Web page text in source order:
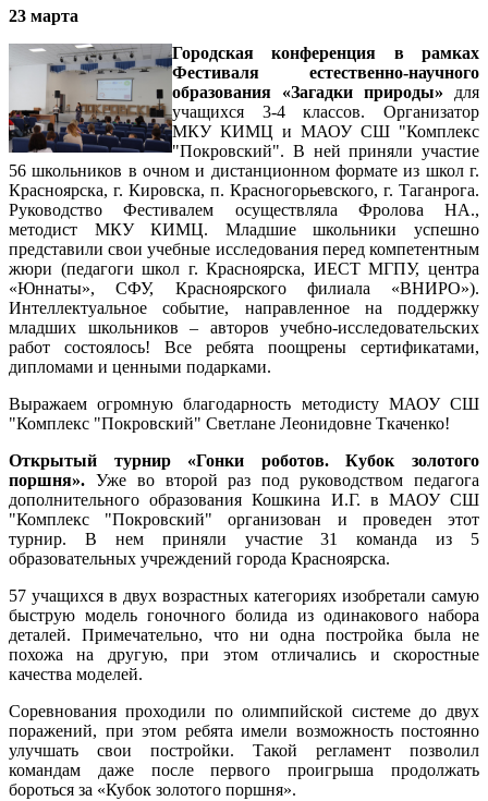
23 марта
Городская конференция в рамках
Фестиваля естественно-научного
образования «Загадки природы» для
учащихся 3-4 классов. Организатор
МКУ КИМЦ и МАОУ СШ "Комплекс
"Покровский". В ней приняли участие
56 школьников в очном и дистанционном формате из школ г.
Красноярска, г. Кировска, п. Красногорьевского, г. Таганрога.
Руководство Фестивалем осуществляла Фролова НА.,
методист МКУ КИМЦ. Младшие школьники успешно
представили свои учебные исследования перед компетентным
жюри (педагоги школ г. Красноярска, ИЕСТ МГПУ, центра
«Юннаты», СФУ, Красноярского филиала «ВНИРО»).
Интеллектуальное событие, направленное на поддержку
младших школьников – авторов учебно-исследовательских
работ состоялось! Все ребята поощрены сертификатами,
дипломами и ценными подарками.
Выражаем огромную благодарность методисту МАОУ СШ
"Комплекс "Покровский" Светлане Леонидовне Ткаченко!
Открытый турнир «Гонки роботов. Кубок золотого
поршня». Уже во второй раз под руководством педагога
дополнительного образования Кошкина И.Г. в МАОУ СШ
"Комплекс "Покровский" организован и проведен этот
турнир. В нем приняли участие 31 команда из 5
образовательных учреждений города Красноярска.
57 учащихся в двух возрастных категориях изобретали самую
быструю модель гоночного болида из одинакового набора
деталей. Примечательно, что ни одна постройка была не
похожа на другую, при этом отличались и скоростные
качества моделей.
Соревнования проходили по олимпийской системе до двух
поражений, при этом ребята имели возможность постоянно
улучшать свои постройки. Такой регламент позволил
командам даже после первого проигрыша продолжать
бороться за «Кубок золотого поршня».